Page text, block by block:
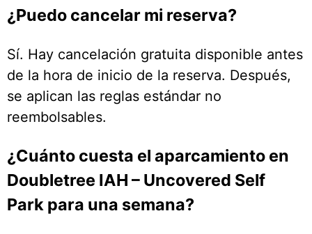
¿Puedo cancelar mi reserva?
Sí. Hay cancelación gratuita disponible antes
de la hora de inicio de la reserva. Después,
se aplican las reglas estándar no
reembolsables.
¿Cuánto cuesta el aparcamiento en
Doubletree IAH – Uncovered Self
Park para una semana?